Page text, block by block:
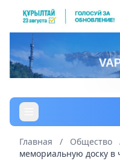
Главная / Общество
мемориальную доску в